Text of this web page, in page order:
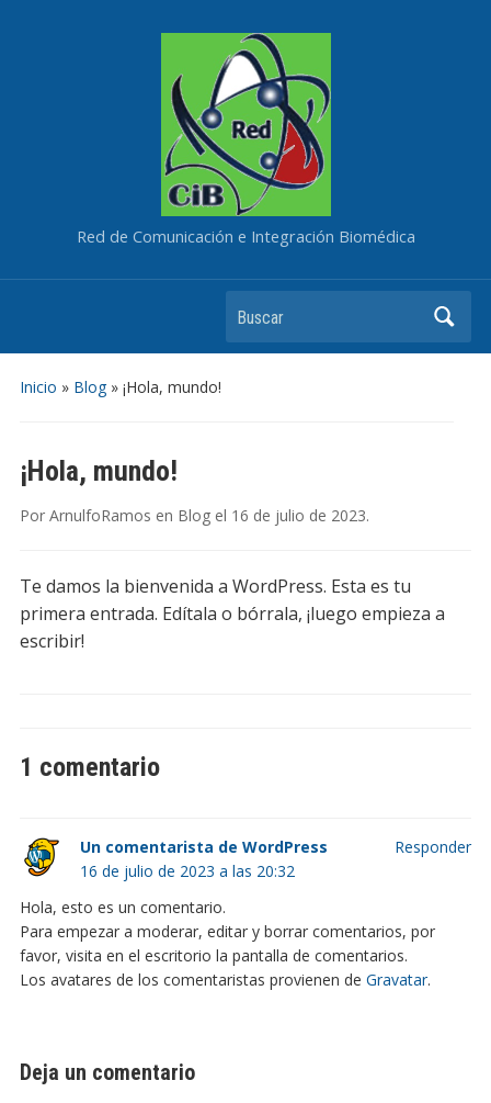
Red de Comunicación e Integración Biomédica
Buscar
Inicio » Blog» ¡Hola, mundo!
¡Hola, mundo!
Por ArnulfoRamos en Blogel 16 de julio de 2023.
Te damos la bienvenida a WordPress. Esta es tu
primera entrada. Edítala o bórrala, ¡luego empieza a
escribir!
1 comentario
Un comentarista de WordPress
16 de julio de 2023 a las 20:32
Hola, esto es un comentario.
Para empezar a moderar, editar y borrar comentarios, por
favor, visita en el escritorio la pantalla de comentarios.
Los avatares de los comentaristas provienen de Gravatar.
Responder
Deja un comentario